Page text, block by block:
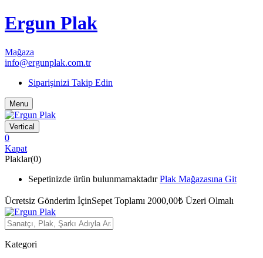
Ergun Plak
Mağaza
info@ergunplak.com.tr
Siparişinizi Takip Edin
Menu
Vertical
0
Kapat
Plaklar(0)
Sepetinizde ürün bulunmamaktadır Plak Mağazasına Git
Ücretsiz Gönderim İçinSepet Toplamı 2000,00₺ Üzeri Olmalı
Kategori